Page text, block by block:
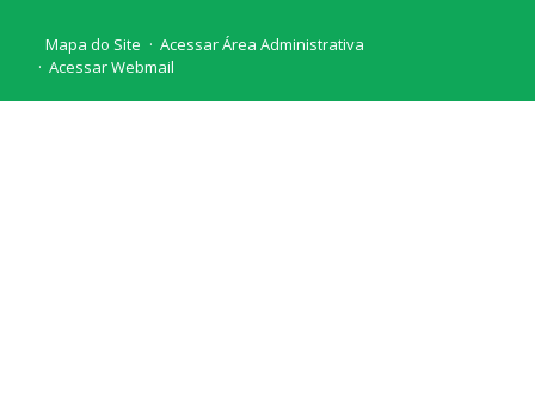
Mapa do Site
Acessar Área Administrativa
Acessar Webmail